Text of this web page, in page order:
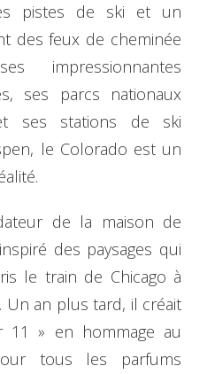
pistes de ski et un
des feux de cheminée
impressionnantes
ses parcs nationaux
ses stations de ski
le Colorado est un
de la maison de
des paysages qui
le train de Chicago à
Un an plus tard, il créait
11 » en hommage au
tous les parfums